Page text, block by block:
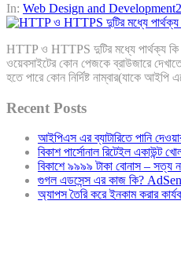
In: Web Design and Development
HTTP ও HTTPS দুটির মধ্যে পার্থক্য
ওয়েবসাইটের কোন পেজকে ব্রাউজারে
হতে পারে কোন নির্দিষ্ট নাম্বার(যাকে আইপি
Recent Posts
আইপিএস এর ব্যাটারিতে পানি
বিকাশ পার্সোনাল রিটেইল একাউন্ট
বিকাশে ৯৯৯৯ টাকা বোনাস – সত্য
গুগল এডসেন্স এর কাজ কি?
অ্যাপস তৈরি করে ইনকাম করার